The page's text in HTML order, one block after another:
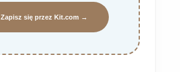
Zapisz się przez Kit.com →